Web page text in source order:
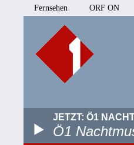
Fernsehen ORF ON
JETZT: Ö1
Ö1